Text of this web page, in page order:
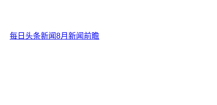
每日头条新闻8月新闻前瞻